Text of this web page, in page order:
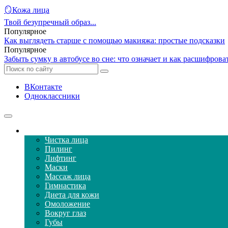
🪞Кожа лица
Твой безупречный образ...
Популярное
Как выглядеть старше с помощью макияжа: простые подсказки
Популярное
Забыть сумку в автобусе во сне: что означает и как
ВКонтакте
Одноклассники
Чистка лица
Пилинг
Лифтинг
Маски
Массаж лица
Гимнастика
Диета для кожи
Омоложение
Вокруг глаз
Губы